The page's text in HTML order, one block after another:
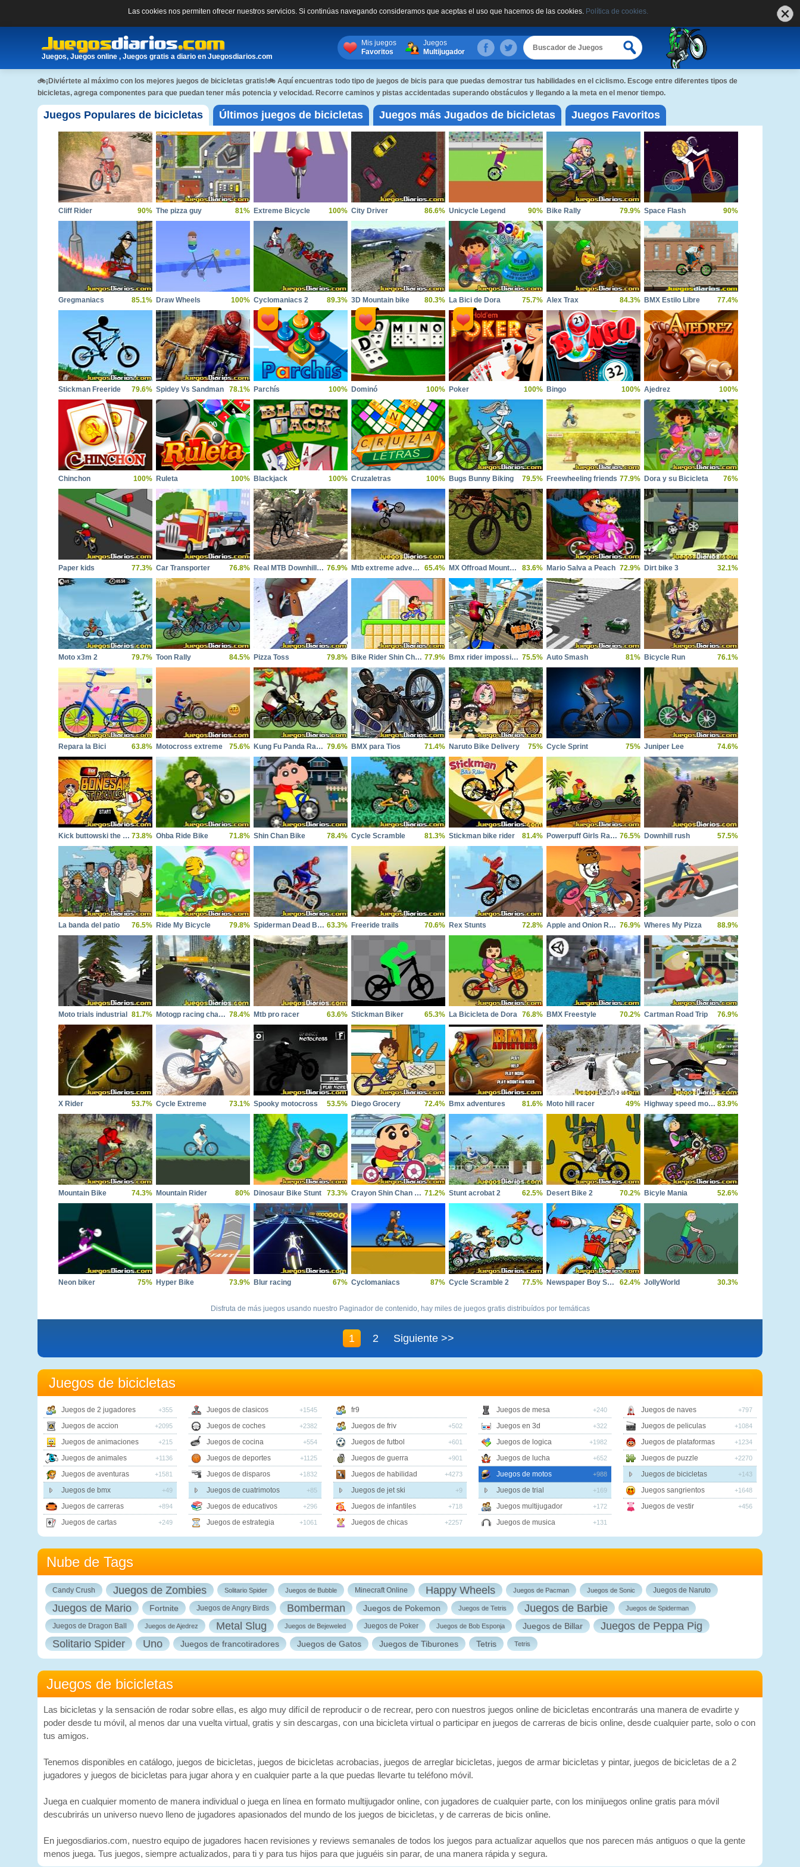
Las cookies nos permiten ofrecer nuestros servicios. Si continúas navegando consideramos que aceptas el uso que hacemos de las cookies. Política de cookies.
Juegos, Juegos online , Juegos gratis a diario en Juegosdiarios.com
Mis juegos
Favoritos
Juegos
Multijugador
🚲¡Diviértete al máximo con los mejores juegos de bicicletas gratis!🚲 Aquí encuentras todo tipo de juegos de bicis para que puedas demostrar tus habilidades en el ciclismo. Escoge entre diferentes tipos de
bicicletas, agrega componentes para que puedan tener más potencia y velocidad. Recorre caminos y pistas accidentadas superando obstáculos y llegando a la meta en el menor tiempo.
Juegos Populares de bicicletas Últimos juegos de bicicletas Juegos más Jugados de bicicletas Juegos Favoritos
Cliff Rider 90% The pizza guy 81% Extreme Bicycle 100% City Driver 86.6% Unicycle Legend 90% Bike Rally 79.9% Space Flash 90%
Gregmaniacs 85.1% Draw Wheels 100% Cyclomaniacs 2 89.3% 3D Mountain bike 80.3% La Bici de Dora 75.7% Alex Trax 84.3% BMX Estilo Libre 77.4%
Stickman Freeride 79.6% Spidey Vs Sandman 78.1% Parchís 100% Dominó 100% Poker 100% Bingo 100% Ajedrez 100%
Chinchon 100% Ruleta 100% Blackjack 100% Cruzaletras 100% Bugs Bunny Biking 79.5% Freewheeling friends 77.9% Dora y su Bicicleta 76%
Paper kids 77.3% Car Transporter 76.8% Real MTB Downhill 3D 76.9% Mtb extreme adventure 65.4% MX Offroad Mountain Bike 83.6% Mario Salva a Peach 72.9% Dirt bike 3 32.1%
Moto x3m 2 79.7% Toon Rally 84.5% Pizza Toss 79.8% Bike Rider Shin Chan 77.9% Bmx rider impossible stunt racing bicycle stunt 75.5% Auto Smash 81% Bicycle Run 76.1%
Repara la Bici 63.8% Motocross extreme 75.6% Kung Fu Panda Racing Challenge 79.6% BMX para Tios 71.4% Naruto Bike Delivery 75% Cycle Sprint 75% Juniper Lee 74.6%
Kick buttowski the bonesaw trials 73.8% Ohba Ride Bike 71.8% Shin Chan Bike 78.4% Cycle Scramble 81.3% Stickman bike rider 81.4% Powerpuff Girls Racing 76.5% Downhill rush 57.5%
La banda del patio 76.5% Ride My Bicycle 79.8% Spiderman Dead Bike 63.3% Freeride trails 70.6% Rex Stunts 72.8% Apple and Onion Radausflug 76.9% Wheres My Pizza 88.9%
Moto trials industrial 81.7% Motogp racing championship 78.4% Mtb pro racer 63.6% Stickman Biker 65.3% La Bicicleta de Dora 76.8% BMX Freestyle 70.2% Cartman Road Trip 76.9%
X Rider 53.7% Cycle Extreme 73.1% Spooky motocross 53.5% Diego Grocery 72.4% Bmx adventures 81.6% Moto hill racer 49% Highway speed moto bike driver 83.9%
Mountain Bike 74.3% Mountain Rider 80% Dinosaur Bike Stunt 73.3% Crayon Shin Chan Rides Bike 71.2% Stunt acrobat 2 62.5% Desert Bike 2 70.2% Bicyle Mania 52.6%
Neon biker 75% Hyper Bike 73.9% Blur racing 67% Cyclomaniacs 87% Cycle Scramble 2 77.5% Newspaper Boy Saga 62.4% JollyWorld 30.3%
Disfruta de más juegos usando nuestro Paginador de contenido, hay miles de juegos gratis distribuídos por temáticas
1 2 Siguiente >>
Juegos de bicicletas
Juegos de 2 jugadores +355
Juegos de accion +2095
Juegos de animaciones +215
Juegos de animales +1136
Juegos de aventuras +1581
Juegos de bmx +49
Juegos de carreras +894
Juegos de cartas +249
Juegos de clasicos +1545
Juegos de coches +2382
Juegos de cocina +554
Juegos de deportes +1125
Juegos de disparos +1832
Juegos de cuatrimotos +85
Juegos de educativos +296
Juegos de estrategia +1061
fr9
Juegos de friv
+502
Juegos de futbol +601
Juegos de guerra +901
Juegos de habilidad +4273
Juegos de jet ski +9
Juegos de infantiles +718
Juegos de chicas +2257
Juegos de mesa +240
Juegos en 3d +322
Juegos de logica +1982
Juegos de lucha +652
Juegos de motos +988
Juegos de trial +169
Juegos multijugador +172
Juegos de musica +131
Juegos de naves +797
Juegos de peliculas +1084
Juegos de plataformas +1234
Juegos de puzzle +2270
Juegos de bicicletas +143
Juegos sangrientos +1648
Juegos de vestir +456
Nube de Tags
Candy Crush Juegos de Zombies Solitario Spider Juegos de Bubble Minecraft Online Happy Wheels Juegos de Pacman Juegos de Sonic Juegos de Naruto
Juegos de Mario Fortnite Juegos de Angry Birds Bomberman Juegos de Pokemon Juegos de Tetris Juegos de Barbie Juegos de Spiderman
Juegos de Dragon Ball Juegos de Ajedrez Metal Slug Juegos de Bejeweled Juegos de Poker Juegos de Bob Esponja Juegos de Billar
Juegos de Peppa Pig
Solitario Spider
Uno Juegos de francotiradores Juegos de Gatos Juegos de Tiburones Tetris Tetris
Juegos de bicicletas
Las bicicletas y la sensación de rodar sobre ellas, es algo muy difícil de reproducir o de recrear, pero con nuestros juegos online de bicicletas encontrarás una manera de evadirte y
poder desde tu móvil, al menos dar una vuelta virtual, gratis y sin descargas, con una bicicleta virtual o participar en juegos de carreras de bicis online, desde cualquier parte, solo o con
tus amigos.
Tenemos disponibles en catálogo, juegos de bicicletas, juegos de bicicletas acrobacias, juegos de arreglar bicicletas, juegos de armar bicicletas y pintar, juegos de bicicletas de a 2
jugadores y juegos de bicicletas para jugar ahora y en cualquier parte a la que puedas llevarte tu teléfono móvil.
Juega en cualquier momento de manera individual o juega en línea en formato multijugador online, con jugadores de cualquier parte, con los minijuegos online gratis para móvil
descubrirás un universo nuevo lleno de jugadores apasionados del mundo de los juegos de bicicletas, y de carreras de bicis online.
En juegosdiarios.com, nuestro equipo de jugadores hacen revisiones y reviews semanales de todos los juegos para actualizar aquellos que nos parecen más antiguos o que la gente
menos juega. Tus juegos, siempre actualizados, para ti y para tus hijos para que juguéis sin parar, de una manera rápida y segura.